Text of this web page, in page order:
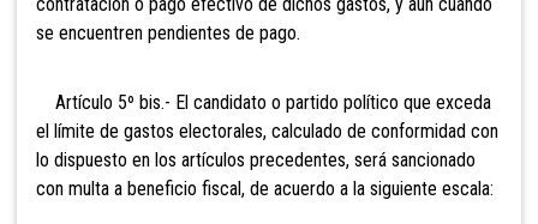
se encuentren pendientes de pago.
Artículo 5º bis.- El candidato o partido político que exceda
el límite de gastos electorales, calculado de conformidad con
lo dispuesto en los artículos precedentes, será sancionado
con multa a beneficio fiscal, de acuerdo a la siguiente escala: